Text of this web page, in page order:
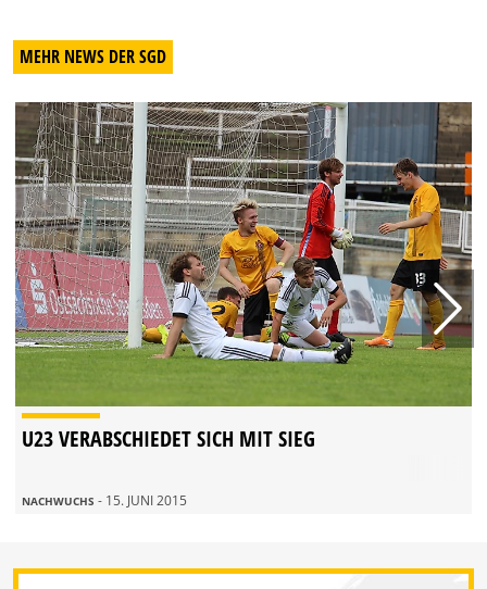
MEHR NEWS DER SGD
U23 VERABSCHIEDET SICH MIT SIEG
NACHWUCHS - 15. JUNI 2015